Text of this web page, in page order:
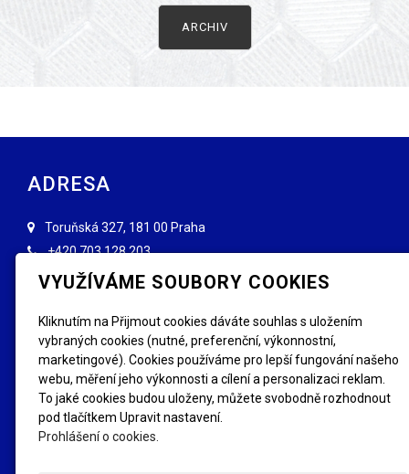
ARCHIV
ADRESA
Toruňská 327, 181 00 Praha
+420703 128 203
info@forenzniznaceni.cz
Obchodní podmínky
GDPR
FAQ - Nejčastější dotazy
Reklamace, výměna
Kde se letos značí
Fotogalerie
SLEDUJTE NÁS
VYUŽÍVÁME SOUBORY COOKIES
Kliknutím na Přijmout cookies dáváte souhlas s uložením
vybraných cookies (nutné, preferenční, výkonnostní,
marketingové). Cookies používáme pro lepší fungování našeho
webu, měření jeho výkonnosti a cílení a personalizaci reklam.
To jaké cookies budou uloženy, můžete svobodně rozhodnout
pod tlačítkem Upravit nastavení.
Prohlášení o cookies.